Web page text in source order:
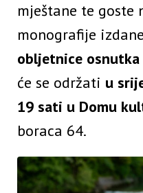
mještane te goste
monografije
obljetnice
će se održati u
19 sati u Domu
boraca 64.